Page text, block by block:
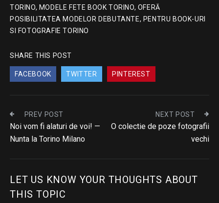
TORINO, MODELE FETE BOOK TORINO, OFERĂ
POSIBILITATEA MODELOR DEBUTANTE, PENTRU BOOK-URI
SI FOTOGRAFIE TORINO
SHARE THIS POST
FACEBOOK TWITTER PINTEREST
PREV POST
Noi vom fi alaturi de voi! —
Nunta la Torino Milano
NEXT POST
O colectie de poze fotografii
vechi
LET US KNOW YOUR THOUGHTS ABOUT
THIS TOPIC